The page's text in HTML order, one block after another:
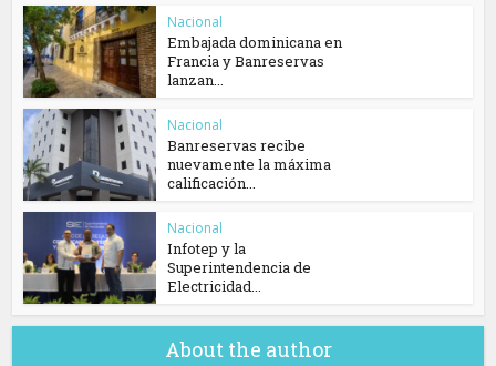
Nacional
Embajada dominicana en
Francia y Banreservas
lanzan...
Nacional
Banreservas recibe
nuevamente la máxima
calificación...
Nacional
Infotep y la
Superintendencia de
Electricidad...
About the author